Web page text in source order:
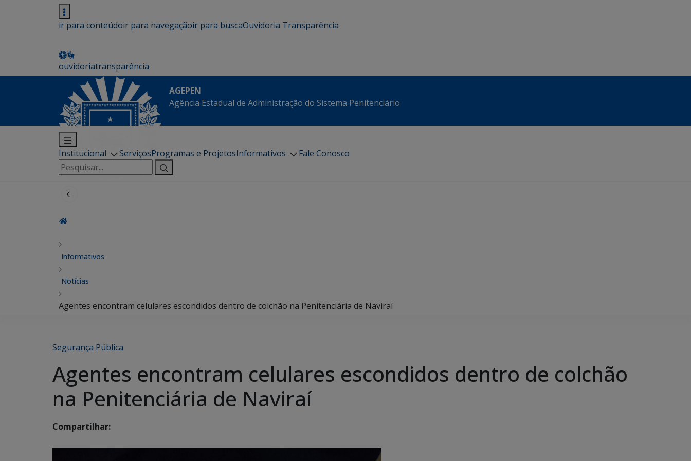
ir para conteúdoir para navegaçãoir para buscaOuvidoria Transparência
ouvidoriatransparência
AGEPEN
Agência Estadual de Administração do Sistema Penitenciário
Institucional ServiçosProgramas e ProjetosInformativos
Fale Conosco
Pesquisar
por:
Informativos
Notícias
Agentes encontram celulares escondidos dentro de colchão na Penitenciária de Naviraí
Segurança Pública
Agentes encontram celulares escondidos dentro de colchão
na Penitenciária de Naviraí
Compartilhar: